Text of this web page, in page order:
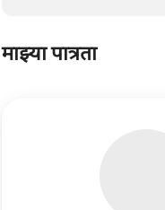
माझ्या पात्रता